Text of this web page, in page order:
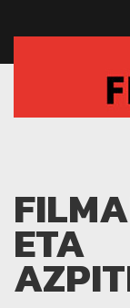
ETA